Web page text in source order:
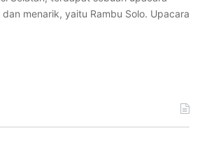
menarik, yaitu Rambu Solo. Upacara